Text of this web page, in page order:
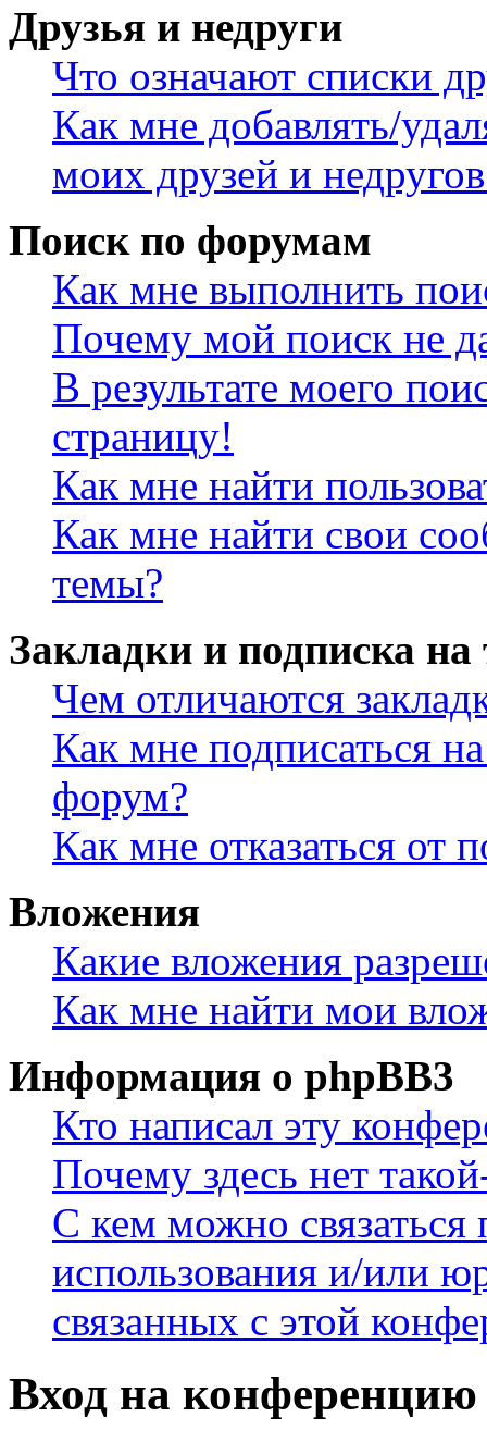
Друзья и недруги
Что означают списки
Как мне добавлять/
моих друзей и
Поиск по форумам
Как мне выполнить
Почему мой поиск не
В результате моего
страницу!
Как мне найти
Как мне найти свои
темы?
Закладки и подписка
Чем отличаются
Как мне подписаться
форум?
Как мне отказаться от
Вложения
Какие вложения
Как мне найти мои
Информация о phpBB3
Кто написал эту
Почему здесь нет
С кем можно связаться
использования и/или
связанных с этой
Вход на конференцию